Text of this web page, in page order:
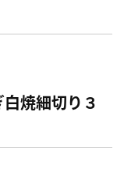
焼細切り３